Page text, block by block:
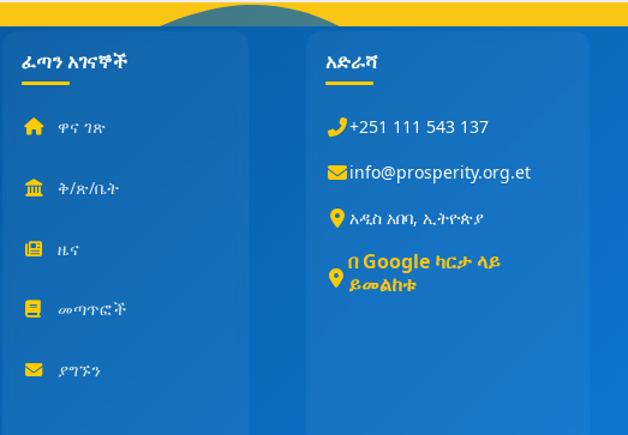
ፈጣን አገናኞች
ዋና ገጽ
ቅ/ጽ/ቤት
ዜና
መጣጥፎች
ያግኙን
አድራሻ
+251 111 543 137
info@prosperity.org.et
አዲስ አበባ, ኢትዮጵያ
በ Google ካርታ ላይ
ይመልከቱ